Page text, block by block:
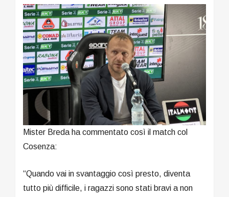
Mister Breda ha commentato così il match col
Cosenza:
“Quando vai in svantaggio così presto, diventa
tutto più difficile, i ragazzi sono stati bravi a non